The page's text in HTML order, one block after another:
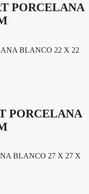
PORCELANA
PORCELANA